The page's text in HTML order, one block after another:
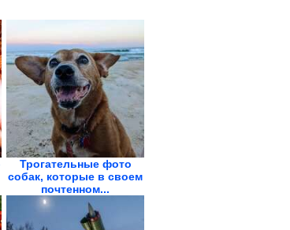
Трогательные фото
собак, которые в своем
почтенном...